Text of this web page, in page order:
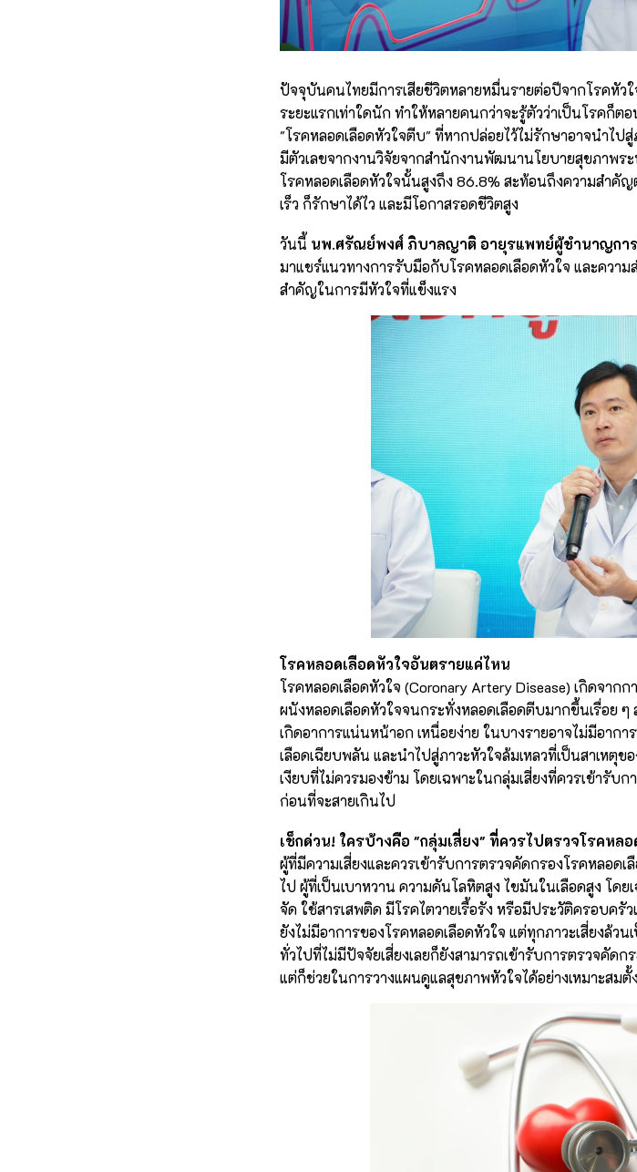
ปัจจุบันคนไทยมีการเสียชีวิตหลายหมื่นรายต่อปีจากโรคหัว
ระยะแรกเท่าใดนัก ทำให้หลายคนกว่าจะรู้ตัวว่าเป็นโรคก็ต
"โรคหลอดเลือดหัวใจตีบ" ที่หากปล่อยไว้ไม่รักษาอาจนำไป
มีตัวเลขจากงานวิจัยจากสำนักงานพัฒนานโยบายสุขภาพร
โรคหลอดเลือดหัวใจนั้นสูงถึง 86.8% สะท้อนถึงความสำคัญ
เร็ว ก็รักษาได้ไว และมีโอกาสรอดชีวิตสูง
วันนี้ นพ.ศรัณย์พงศ์ ภิบาลญาติ อายุรแพทย์ผู้ชำนาญกา
มาแชร์แนวทางการรับมือกับโรคหลอดเลือดหัวใจ และคว
สำคัญในการมีหัวใจที่แข็งแรง
โรคหลอดเลือดหัวใจอันตรายแค่ไหน
โรคหลอดเลือดหัวใจ (Coronary Artery Disease) เกิดจา
ผนังหลอดเลือดหัวใจจนกระทั่งหลอดเลือดตีบมากขึ้นเรื่อย ๆ
เกิดอาการแน่นหน้าอก เหนื่อยง่าย ในบางรายอาจไม่มีอากา
เลือดเฉียบพลัน และนำไปสู่ภาวะหัวใจล้มเหลวที่เป็นสาเหตุ
เงียบที่ไม่ควรมองข้าม โดยเฉพาะในกลุ่มเสี่ยงที่ควรเข้ารับ
ก่อนที่จะสายเกินไป
เช็กด่วน! ใครบ้างคือ "กลุ่มเสี่ยง" ที่ควรไปตรวจโรคหลอ
ผู้ที่มีความเสี่ยงและควรเข้ารับการตรวจคัดกรองโรคหลอด
ไป ผู้ที่เป็นเบาหวาน ความดันโลหิตสูง ไขมันในเลือดสูง โด
จัด ใช้สารเสพติด มีโรคไตวายเรื้อรัง หรือมีประวัติครอบครั
ยังไม่มีอาการของโรคหลอดเลือดหัวใจ แต่ทุกภาวะเสี่ยงล้ว
ทั่วไปที่ไม่มีปัจจัยเสี่ยงเลยก็ยังสามารถเข้ารับการตรวจคัด
แต่ก็ช่วยในการวางแผนดูแลสุขภาพหัวใจได้อย่างเหมาะส